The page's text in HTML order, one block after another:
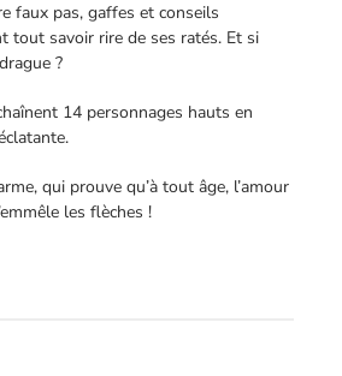
faux pas, gaffes et conseils
tout savoir rire de ses ratés. Et si
?
14 personnages hauts en
qui prouve qu’à tout âge, l’amour
les flèches !